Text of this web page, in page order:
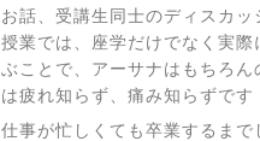
お話、受講生同士のディスカ
授業では、座学だけでなく実
ぶことで、アーサナはもちろ
は疲れ知らず、痛み知らずです
仕事が忙しくても卒業するま